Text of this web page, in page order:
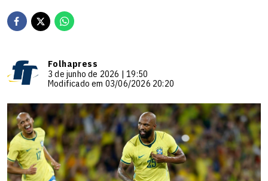
Folhapress
3 de junho de 2026 | 19:50
Modificado em 03/06/2026 20:20